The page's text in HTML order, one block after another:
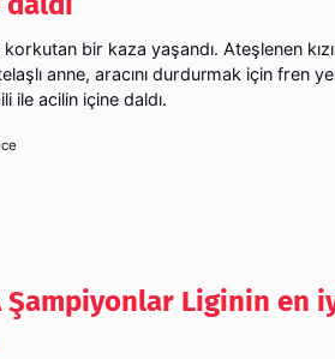
bir kaza yaşandı. Ateşlenen
anne, aracını durdurmak için fren
ile acilin içine daldı.
Şampiyonlar Liginin en